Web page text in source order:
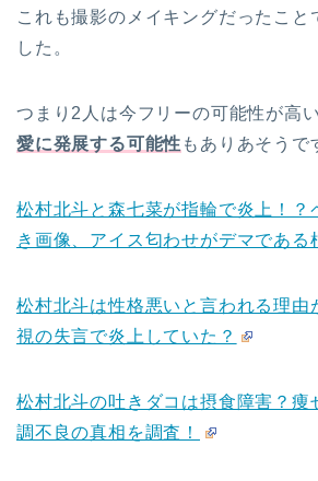
これも撮影のメイキングだったこと
した。
つまり2人は今フリーの可能性が高い
愛に発展する可能性 もありあそうで
松村北斗と森七菜が指輪で炎上！？
き画像、アイス匂わせがデマである
松村北斗は性格悪いと言われる理由
視の失言で炎上していた？
松村北斗の吐きダコは摂食障害？痩
調不良の真相を調査！